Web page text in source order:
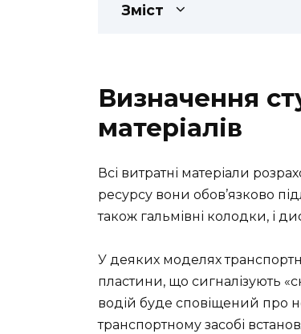
Зміст
Визначення
матеріалів
Всі витратні матеріали
ресурсу вони обов’язково
також гальмівні колодки, і
У деяких моделях
пластини, що сигналізують
водій буде сповіщений про
транспортному засобі